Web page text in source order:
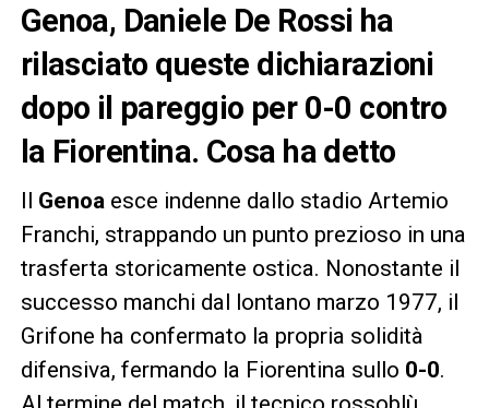
Genoa, Daniele De Rossi ha
rilasciato queste dichiarazioni
dopo il pareggio per 0-0 contro
la Fiorentina. Cosa ha detto
Il Genoa esce indenne dallo stadio Artemio
Franchi, strappando un punto prezioso in una
trasferta storicamente ostica. Nonostante il
successo manchi dal lontano marzo 1977, il
Grifone ha confermato la propria solidità
difensiva, fermando la Fiorentina sullo 0-0.